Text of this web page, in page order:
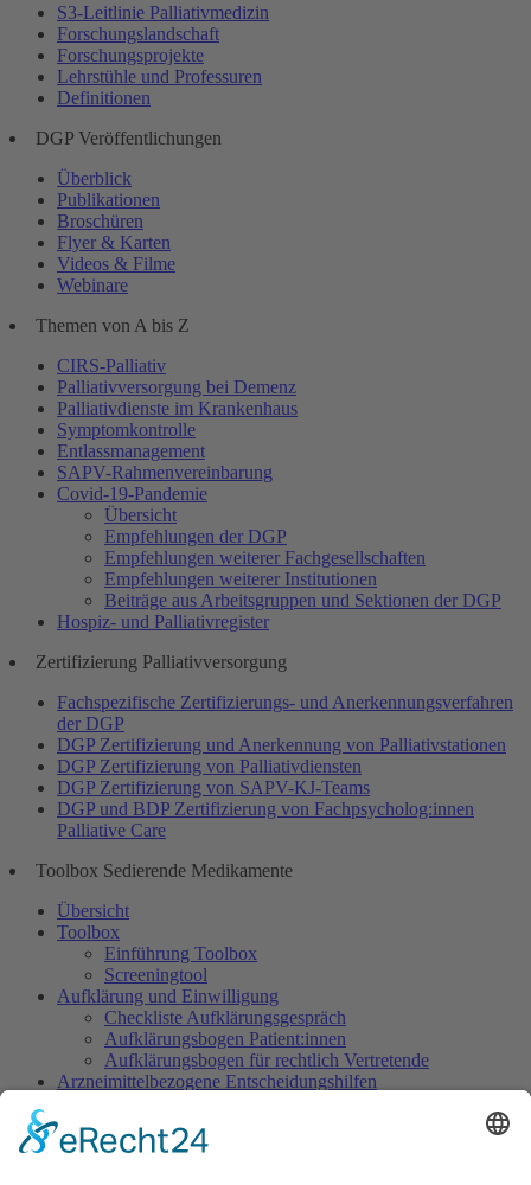
S3-Leitlinie Palliativmedizin
Forschungslandschaft
Forschungsprojekte
Lehrstühle und Professuren
Definitionen
DGP Veröffentlichungen
Überblick
Publikationen
Broschüren
Flyer & Karten
Videos & Filme
Webinare
Themen von A bis Z
CIRS-Palliativ
Palliativversorgung bei Demenz
Palliativdienste im Krankenhaus
Symptomkontrolle
Entlassmanagement
SAPV-Rahmenvereinbarung
Covid-19-Pandemie
Übersicht
Empfehlungen der DGP
Empfehlungen weiterer Fachgesellschaften
Empfehlungen weiterer Institutionen
Beiträge aus Arbeitsgruppen und Sektionen der DGP
Hospiz- und Palliativregister
Zertifizierung Palliativversorgung
Fachspezifische Zertifizierungs- und Anerkennungsverfahren
der DGP
DGP Zertifizierung und Anerkennung von Palliativstationen
DGP Zertifizierung von Palliativdiensten
DGP Zertifizierung von SAPV-KJ-Teams
DGP und BDP Zertifizierung von Fachpsycholog:innen
Palliative Care
Toolbox Sedierende Medikamente
Übersicht
Toolbox
Einführung Toolbox
Screeningtool
Aufklärung und Einwilligung
Checkliste Aufklärungsgespräch
Aufklärungsbogen Patient:innen
Aufklärungsbogen für rechtlich Vertretende
Arzneimittelbezogene Entscheidungshilfen
Warnliste
Dokumentation